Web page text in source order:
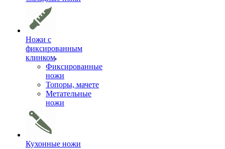
Ножи с
фиксированным
клинком
Фиксированные
ножи
Топоры, мачете
Метательные
ножи
Кухонные ножи